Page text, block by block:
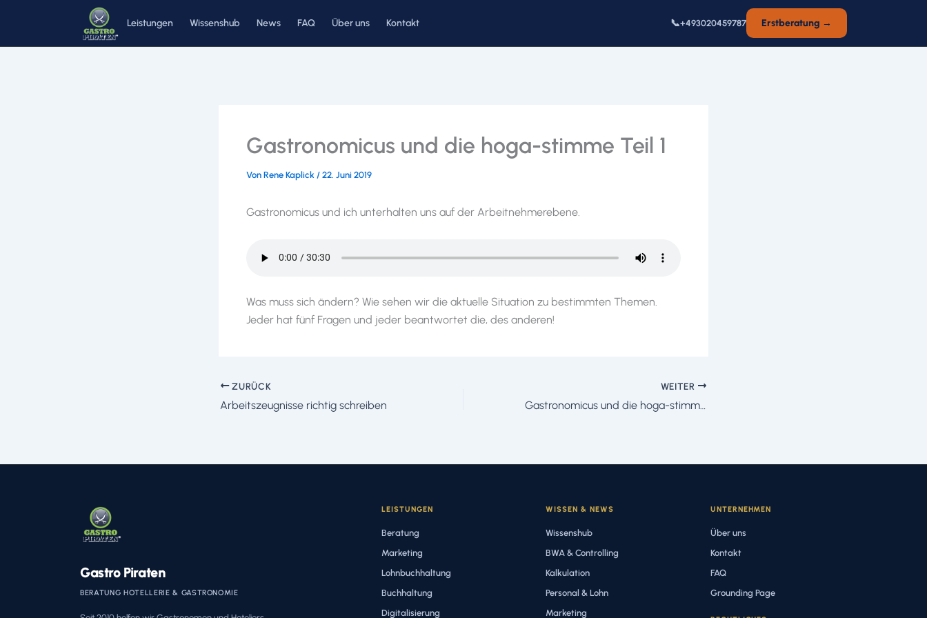
springen
Leistungen Wissenshub News FAQ Über uns Kontakt 📞+493020459787 Erstberatung →
Gastronomicus und die hoga-stimme Teil 1
Von Rene Kaplick / 22. Juni 2019
Gastronomicus und ich unterhalten uns auf der Arbeitnehmerebene.
Was muss sich ändern? Wie sehen wir die aktuelle Situation zu bestimmten Themen.
Jeder hat fünf Fragen und jeder beantwortet die, des anderen!
ZURÜCK
Arbeitszeugnisse richtig schreiben
WEITER
Gastronomicus und die hoga-stimme Teil 2
Gastro Piraten
BERATUNG HOTELLERIE & GASTRONOMIE
LEISTUNGEN
Beratung
Marketing
Lohnbuchhaltung
Buchhaltung
Digitalisierung
WISSEN & NEWS
Wissenshub
BWA & Controlling
Kalkulation
Personal & Lohn
Marketing
UNTERNEHMEN
Über uns
Kontakt
FAQ
Grounding Page